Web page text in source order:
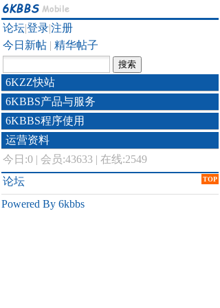
论坛|登录|注册
今日新帖 | 精华帖子
6KZZ快站
6KBBS产品与服务
6KBBS程序使用
运营资料
今日:0 | 会员:43633 | 在线:2549
TOP
论坛
Powered By 6kbbs